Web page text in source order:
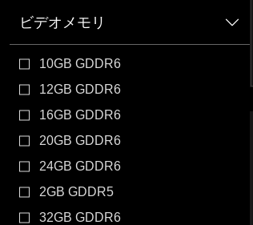
ビデオメモリ
10GB GDDR6
12GB GDDR6
16GB GDDR6
20GB GDDR6
24GB GDDR6
2GB GDDR5
32GB GDDR6